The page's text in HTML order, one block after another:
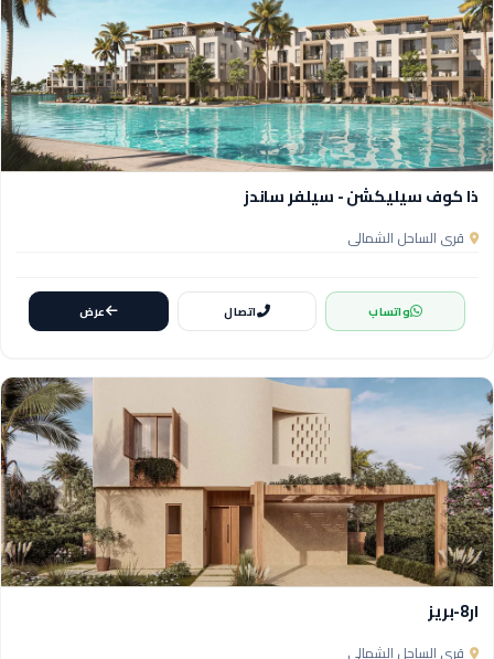
ذا كوف سيليكشن - سيلفر ساندز
قرى الساحل الشمالي
واتساب اتصال عرض
ار8-بريز
قرى الساحل الشمالي